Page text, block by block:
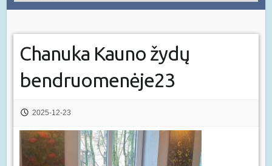
Chanuka Kauno žydų
bendruomenėje23
2025-12-23